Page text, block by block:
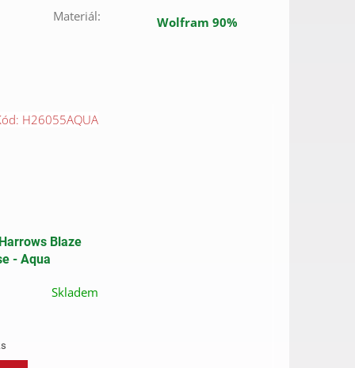
Blaze
- Aqua
Skladem
H26055AQUA
Materiál: Wolfram 90%